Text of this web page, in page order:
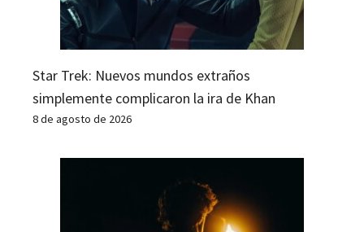
Star Trek: Nuevos mundos extraños
simplemente complicaron la ira de Khan
8 de agosto de 2026